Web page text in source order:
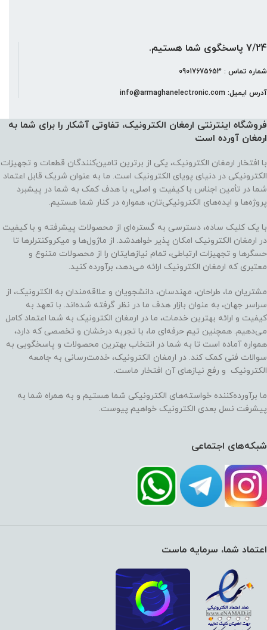
7/24 پاسخگوی شما هستیم.
شماره تماس : 09017675653
آدرس ایمیل: info@armaghanelectronic.com
فروشگاه اینترنتی ارمغان الکترونیک، تفاوتی آشکار را برای شما به
ارمغان آورده‌ است
با افتخار ارمغان الکترونیک، یکی از برترین تامین‌کنندگان قطعات و تجهیزات
الکترونیکی در دنیای پویای الکترونیک است. ما به عنوان شریک قابل اعتماد
شما در تأمین اجناس با کیفیت و اصلی، با هدف کمک به شما در پیشبرد
پروژه‌ها و ایده‌های الکترونیکی‌تان، همواره در کنار شما هستیم.
با یک کلیک ساده، دسترسی به گستره‌ای از محصولات پیشرفته و با کیفیت
در ارمغان الکترونیک امکان پذیر خواهدشد. از ماژول‌ها و میکروکنترلرها تا
حسگرها و تجهیزات ارتباطی، تمام نیازهایتان را از محصولات متنوع و
معتبری که ارمغان الکترونیک ارائه می‌دهد، برآورده کنید.
مشتریان ما، طراحان، مهندسان، دانشجویان و علاقه‌مندان به الکترونیک، از
سراسر جهان، به عنوان بازار هدف ما در نظر گرفته شده‌اند. با تعهد به
کیفیت و ارائه بهترین خدمات، ما در ارمغان الکترونیک به شما اعتماد کامل
می‌دهیم. همچنین تیم حرفه‌ای ما، با تجربه درخشان و تخصصی که دارد،
همواره آماده است تا به شما در انتخاب بهترین محصولات و پاسخگویی به
سوالات فنی کمک کند. در ارمغان الکترونیک، خدمت‌رسانی به جامعه
الکترونیک و رفع نیازهای آن افتخار ماست.
ما برآورده‌کننده خواسته‌های الکترونیکی شما هستیم و به همراه شما به
پیشرفت نسل بعدی الکترونیک خواهیم پیوست.
شبکه‌های اجتماعی
اعتماد شما، سرمایه ماست